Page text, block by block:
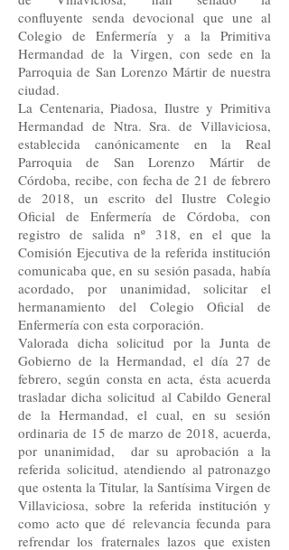
confluyente senda devocional que une al
Colegio de Enfermería y a la Primitiva
Hermandad de la Virgen, con sede en la
Parroquia de San Lorenzo Mártir de nuestra
ciudad.
La Centenaria, Piadosa, Ilustre y Primitiva
Hermandad de Ntra. Sra. de Villaviciosa,
establecida canónicamente en la Real
Parroquia de San Lorenzo Mártir de
Córdoba, recibe, con fecha de 21 de febrero
de 2018, un escrito del Ilustre Colegio
Oficial de Enfermería de Córdoba, con
registro de salida nº 318, en el que la
Comisión Ejecutiva de la referida institución
comunicaba que, en su sesión pasada, había
acordado, por unanimidad, solicitar el
hermanamiento del Colegio Oficial de
Enfermería con esta corporación.
Valorada dicha solicitud por la Junta de
Gobierno de la Hermandad, el día 27 de
febrero, según consta en acta, ésta acuerda
trasladar dicha solicitud al Cabildo General
de la Hermandad, el cual, en su sesión
ordinaria de 15 de marzo de 2018, acuerda,
por unanimidad, dar su aprobación a la
referida solicitud, atendiendo al patronazgo
que ostenta la Titular, la Santísima Virgen de
Villaviciosa, sobre la referida institución y
como acto que dé relevancia fecunda para
refrendar los fraternales lazos que existen